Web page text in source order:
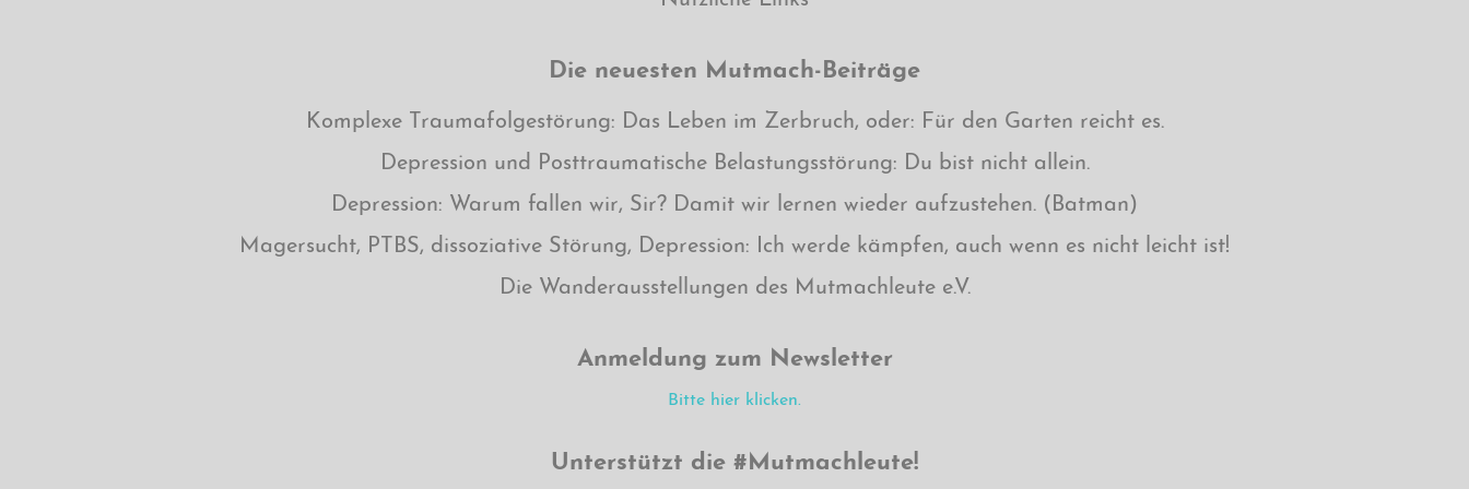
Die neuesten Mutmach-Beiträge
Komplexe Traumafolgestörung: Das Leben im Zerbruch, oder: Für den Garten reicht es.
Depression und Posttraumatische Belastungsstörung: Du bist nicht allein.
Depression: Warum fallen wir, Sir? Damit wir lernen wieder aufzustehen. (Batman)
Magersucht, PTBS, dissoziative Störung, Depression: Ich werde kämpfen, auch wenn es nicht leicht ist!
Die Wanderausstellungen des Mutmachleute e.V.
Anmeldung zum Newsletter
Bitte hier klicken.
Unterstützt die #Mutmachleute!